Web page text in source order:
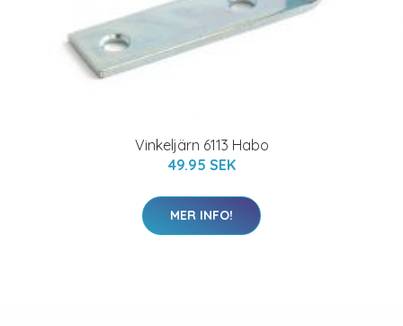
Vinkeljärn 6113 Habo
49.95 SEK
MER INFO!